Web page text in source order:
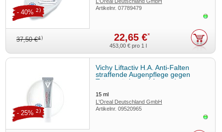
Geschäftsbereich VICHY
Artikelnr.07789479
37,50 €4) 22,65 €*
- 40% 2)
453,00 € pro 1 l
Vichy Liftactiv H.A. Anti-Falten
straffende Augenpflege gegen
Tränensäcke und Augenringe
15ml
L'Oreal Deutschland GmbH
Geschäftsbereich VICHY
Artikelnr.09520965
- 25% 2)